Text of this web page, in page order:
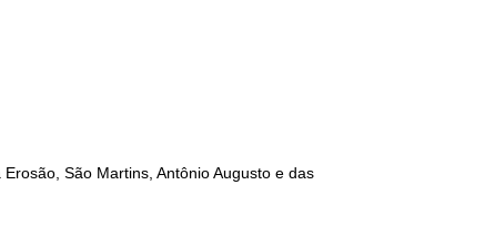
São Martins, Antônio Augusto e das